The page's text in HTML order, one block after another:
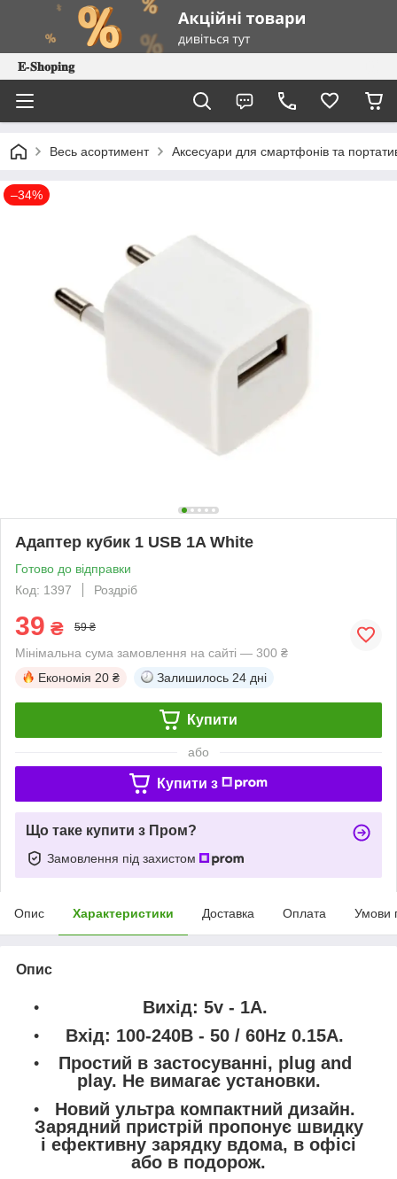
𝐄-𝐒𝐡𝐨𝐩𝐢𝐧𝐠
Весь асортимент Аксесуари для смартфонів та
–34%
Адаптер кубик 1 USB 1A White
Готово до відправки
Код: 1397
Роздріб
39 ₴ 59 ₴
Мінімальна сума замовлення на сайті — 300 ₴
Економія 20 ₴ Залишилось 24 дні
Купити
або
Купити з
Що таке купити з Пром?
Замовлення під захистом
Опис Характеристики Доставка Оплата Умови
Опис
Вихід: 5v - 1A.
Вхід: 100-240В - 50 / 60Hz 0.15A.
Простий в застосуванні, plug and
play. Не вимагає установки.
Новий ультра компактний дизайн.
Зарядний пристрій пропонує швидку
і ефективну зарядку вдома, в офісі
або в подорож.